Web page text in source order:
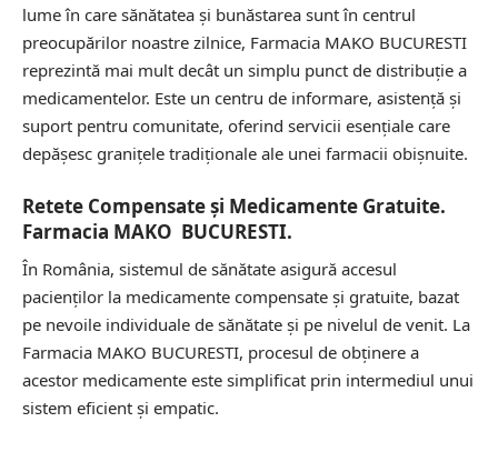
lume în care sănătatea și bunăstarea sunt în centrul
preocupărilor noastre zilnice, Farmacia MAKO BUCURESTI
reprezintă mai mult decât un simplu punct de distribuție a
medicamentelor. Este un centru de informare, asistență și
suport pentru comunitate, oferind servicii esențiale care
depășesc granițele tradiționale ale unei farmacii obișnuite.
Retete Compensate și Medicamente Gratuite.
Farmacia MAKO BUCURESTI.
În România, sistemul de sănătate asigură accesul
pacienților la medicamente compensate și gratuite, bazat
pe nevoile individuale de sănătate și pe nivelul de venit. La
Farmacia MAKO BUCURESTI, procesul de obținere a
acestor medicamente este simplificat prin intermediul unui
sistem eficient și empatic.